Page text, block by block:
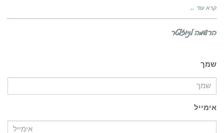
קרא עוד ←
הרשמה לניוזלטר
שמך
אימייל